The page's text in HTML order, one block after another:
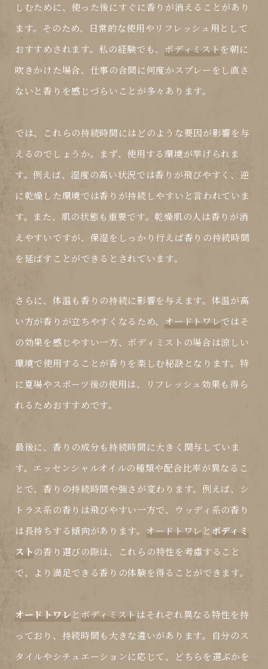
しむために、使った後にすぐに香りが消えることがあり
ます。そのため、日常的な使用やリフレッシュ用として
おすすめされます。私の経験でも、 ボディミスト を朝に
吹きかけた場合、仕事の合間に何度かスプレーをし直さ
ないと香りを感じづらいことが多々あります。
では、これらの持続時間にはどのような要因が影響を与
えるのでしょうか。まず、使用する環境が挙げられま
す。例えば、湿度の高い状況では香りが飛びやすく、逆
に乾燥した環境では香りが持続しやすいと言われていま
す。また、肌の状態も重要です。乾燥肌の人は香りが消
えやすいですが、保湿をしっかり行えば香りの持続時間
を延ばすことができるとされています。
さらに、体温も香りの持続に影響を与えます。体温が高
い方が香りが立ちやすくなるため、 オードトワレではそ
の効果を感じやすい一方、 ボディミスト の場合は涼しい
環境で使用することが香りを楽しむ秘訣となります。特
に夏場やスポーツ後の使用は、リフレッシュ効果も得ら
れるためおすすめです。
最後に、香りの成分も持続時間に大きく関与していま
す。エッセンシャルオイルの種類や配合比率が異なるこ
とで、香りの持続時間や強さが変わります。例えば、シ
トラス系の香りは飛びやすい一方で、ウッディ系の香り
は長持ちする傾向があります。 オードトワレ と ボディミ
ストの香り選びの際は、これらの特性を考慮すること
で、より満足できる香りの体験を得ることができます。
オードトワレと ボディミスト はそれぞれ異なる特性を持
っており、持続時間も大きな違いがあります。自分のス
タイルやシチュエーションに応じて、どちらを選ぶかを